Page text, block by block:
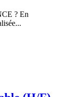
? En